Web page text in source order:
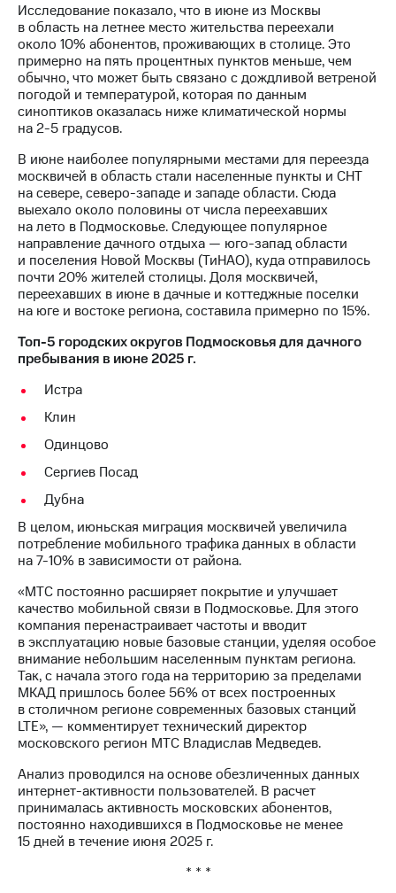
Контакты
Новости
в
регионе
и акционерам
Корпоративное
управление
Корпоративный
секретарь
Раскрытие
информации
Информация
акционерам
Документы
ПАО
"МТС"
Собрания
акционеров
Личный
кабинет
Акционерный
Контроль
и
Рынок
акций
Описание
Программа
приобретения
Порядок
выкупа
акций
Дивиденды
Рынок
облигаций
Описание
Еврооблигации-2023
Уведомление
о
погашении
именных
облигаций
Другое
Исследование показало, что в июне из Москвы
в область на летнее место жительства переехали
около 10% абонентов, проживающих в столице. Это
примерно на пять процентных пунктов меньше, чем
обычно, что может быть связано с дождливой ветреной
погодой и температурой, которая по данным
синоптиков оказалась ниже климатической нормы
на 2-5 градусов.
В июне наиболее популярными местами для переезда
москвичей в область стали населенные пункты и СНТ
на севере, северо-западе и западе области. Сюда
выехало около половины от числа переехавших
на лето в Подмосковье. Следующее популярное
направление дачного отдыха — юго-запад области
и поселения Новой Москвы (ТиНАО), куда отправилось
почти 20% жителей столицы. Доля москвичей,
переехавших в июне в дачные и коттеджные поселки
на юге и востоке региона, составила примерно по 15%.
Топ-5 городских округов Подмосковья для дачного
пребывания в июне 2025 г.
Истра
Клин
Одинцово
Сергиев Посад
Дубна
В целом, июньская миграция москвичей увеличила
потребление мобильного трафика данных в области
на 7-10% в зависимости от района.
«МТС постоянно расширяет покрытие и улучшает
качество мобильной связи в Подмосковье. Для этого
компания перенастраивает частоты и вводит
в эксплуатацию новые базовые станции, уделяя особое
внимание небольшим населенным пунктам региона.
Так, с начала этого года на территорию за пределами
МКАД пришлось более 56% от всех построенных
в столичном регионе современных базовых станций
LTE», — комментирует технический директор
московского регион МТС Владислав Медведев.
Анализ проводился на основе обезличенных данных
интернет-активности пользователей. В расчет
принималась активность московских абонентов,
постоянно находившихся в Подмосковье не менее
15 дней в течение июня 2025 г.
* * *